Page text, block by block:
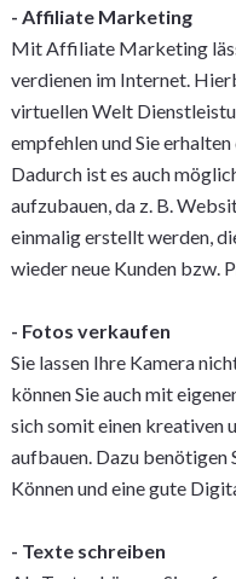
- Affiliate Marketing
Mit Affiliate Marketing
verdienen im Internet.
virtuellen Welt
empfehlen und Sie
Dadurch ist es auch
aufzubauen, da z. B.
einmalig erstellt werden,
wieder neue Kunden bzw.
- Fotos verkaufen
Sie lassen Ihre Kamera
können Sie auch mit
sich somit einen kreativen
aufbauen. Dazu benötigen
Können und eine gute
- Texte schreiben